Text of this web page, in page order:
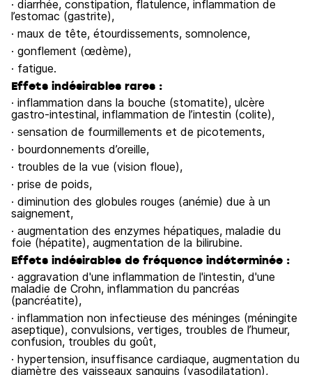
· diarrhée, constipation, flatulence, inflammation de
l’estomac (gastrite),
· maux de tête, étourdissements, somnolence,
· gonflement (œdème),
· fatigue.
Effets indésirables rares :
· inflammation dans la bouche (stomatite), ulcère
gastro-intestinal, inflammation de l’intestin (colite),
· sensation de fourmillements et de picotements,
· bourdonnements d’oreille,
· troubles de la vue (vision floue),
· prise de poids,
· diminution des globules rouges (anémie) due à un
saignement,
· augmentation des enzymes hépatiques, maladie du
foie (hépatite), augmentation de la bilirubine.
Effets indésirables de fréquence indéterminée :
· aggravation d'une inflammation de l'intestin, d'une
maladie de Crohn, inflammation du pancréas
(pancréatite),
· inflammation non infectieuse des méninges (méningite
aseptique), convulsions, vertiges, troubles de l’humeur,
confusion, troubles du goût,
· hypertension, insuffisance cardiaque, augmentation du
diamètre des vaisseaux sanguins (vasodilatation),